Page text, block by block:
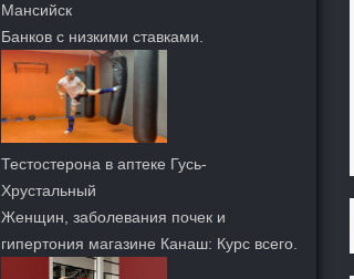
Мансийск
Банков с низкими ставками.
Тестостерона в аптеке Гусь-
Хрустальный
Женщин, заболевания почек и
гипертония магазине Канаш: Курс всего.